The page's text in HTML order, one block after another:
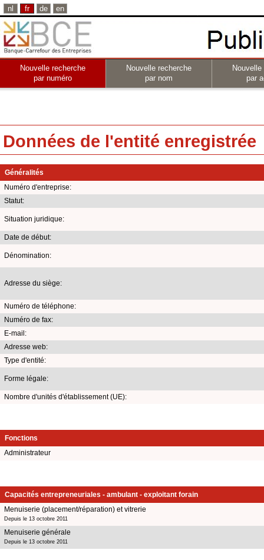
nl fr de en
Nouvelle recherche
par numéro
Nouvelle recherche
par nom
par
Données de l'entité enregistrée
Généralités
Numéro d'entreprise:
Statut:
Situation juridique:
Date de début:
Dénomination:
Adresse du siège:
Numéro de téléphone:
Numéro de fax:
E-mail:
Adresse web:
Type d'entité:
Forme légale:
Nombre d'unités d'établissement (UE):
Fonctions
Administrateur
Capacités entrepreneuriales - ambulant - exploitant forain
Menuiserie (placement/réparation) et vitrerie
Depuis le 13 octobre 2011
Menuiserie générale
Depuis le 13 octobre 2011